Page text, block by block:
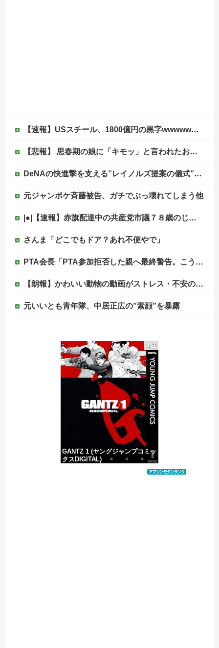
【速報】USスチール、1800億円の黒字wwwwwwwwwwwwwwwwwwwwwwww
【悲報】 思春期の娘に「キモッ」と言われたお父さん、グレるｗｗｗｗｗｗｗ
DeNAの快進撃を支える”レイノルズ提案の儀式” 決勝2ランの宮下が明かす「儀式を始めてから、チームが一つになっている」
元ジャンポケ斉藤被告、ガチでぶっ壊れてしまう他
|●|【速報】赤旗配達中の共産党市議７８歳のじいさん、左に寄りすぎたか車で民家当て逃げ
さんま「どこでもドア？あれ不便やで」
PTA会長「PTA参加拒否した親へ最終警告。こうなってもいい？」
【朗報】かわいい動物の動画がストレス・不安の軽減になる可能性。英大学の研究で実証
元いいとも青年隊、中居正広の”素顔”を暴露
韓国人「英メディアや海外各社も一斉に韓国サッカー協会を巡る過去の不祥事を報道！」→「国際的な信用失墜の危機‥」
【赤っ恥】「航空機事故で『搭乗者に日本人は居ない』という発表は嫌い。人間として同じ価値だと思う」→ツッコミ殺到も「自分が気に入らないと思った」と...
この中国人親子やばすぎる。日本で窃盗
1位
GANTZ 1 (ヤングジャンプコミッ
クスDIGITAL)
価格：¥100